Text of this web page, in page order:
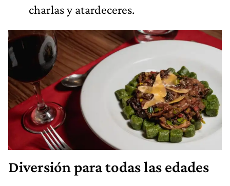
charlas y atardeceres.
Diversión para todas las edades